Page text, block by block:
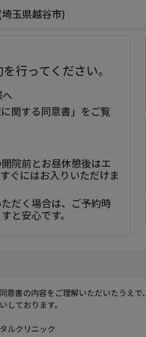
玉県越谷市)
行ってください。
関する同意書」をご覧
院前とお昼休憩後はエ
ぐにはお入りいただけま
だく場合は、ご予約時
と安心です。
意書の内容をご理解いただいたうえ
しております。
ルクリニック